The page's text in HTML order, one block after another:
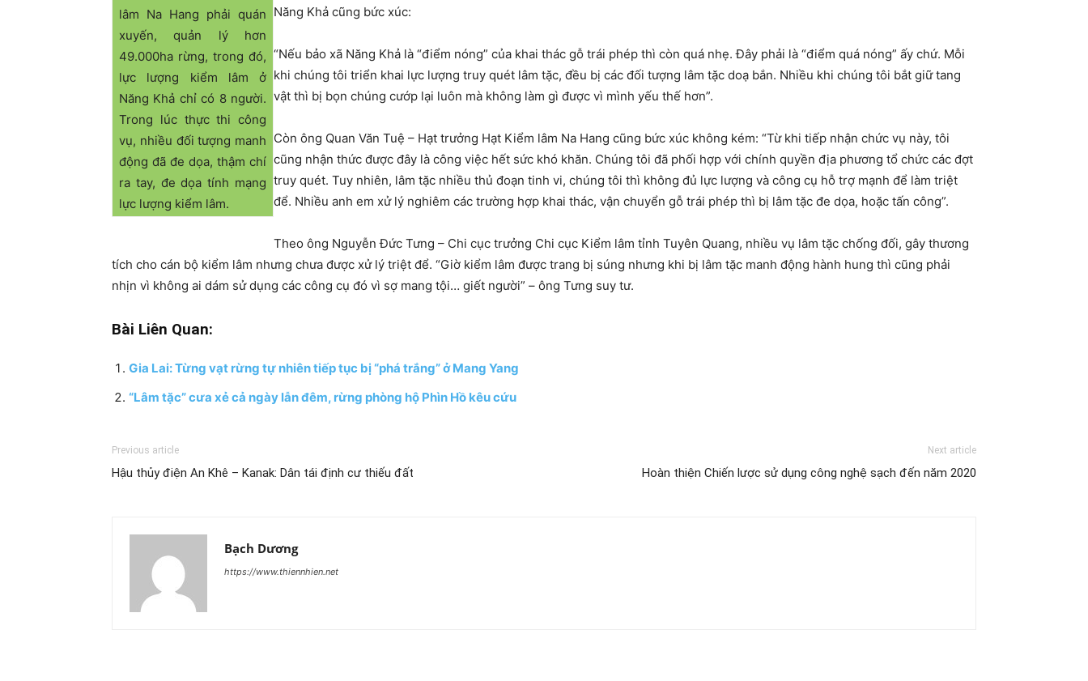
lâm Na Hang phải quán
xuyến, quản lý hơn
49.000ha rừng, trong đó,
lực lượng kiểm lâm ở
Năng Khả chỉ có 8 người.
Trong lúc thực thi công
vụ, nhiều đối tượng manh
động đã đe dọa, thậm chí
ra tay, đe dọa tính mạng
lực lượng kiểm lâm.
Năng Khả cũng bức xúc:
“Nếu bảo xã Năng Khả là “điểm nóng” của khai thác gỗ trái phép thì còn quá nhẹ. Đây phải là “điểm quá nóng” ấy chứ. Mỗi
khi chúng tôi triển khai lực lượng truy quét lâm tặc, đều bị các đối tượng lâm tặc doạ bắn. Nhiều khi chúng tôi bắt giữ tang
vật thì bị bọn chúng cướp lại luôn mà không làm gì được vì mình yếu thế hơn”.
Còn ông Quan Văn Tuệ – Hạt trưởng Hạt Kiểm lâm Na Hang cũng bức xúc không kém: “Từ khi tiếp nhận chức vụ này, tôi
cũng nhận thức được đây là công việc hết sức khó khăn. Chúng tôi đã phối hợp với chính quyền địa phương tổ chức các đợt
truy quét. Tuy nhiên, lâm tặc nhiều thủ đoạn tinh vi, chúng tôi thì không đủ lực lượng và công cụ hỗ trợ mạnh để làm triệt
để. Nhiều anh em xử lý nghiêm các trường hợp khai thác, vận chuyển gỗ trái phép thì bị lâm tặc đe dọa, hoặc tấn công”.
Theo ông Nguyễn Đức Tưng – Chi cục trưởng Chi cục Kiểm lâm tỉnh Tuyên Quang, nhiều vụ lâm tặc chống đối, gây thương
tích cho cán bộ kiểm lâm nhưng chưa được xử lý triệt để. “Giờ kiểm lâm được trang bị súng nhưng khi bị lâm tặc manh động hành hung thì cũng phải
nhịn vì không ai dám sử dụng các công cụ đó vì sợ mang tội… giết người” – ông Tưng suy tư.
Bài Liên Quan:
Gia Lai: Từng vạt rừng tự nhiên tiếp tục bị “phá trắng” ở Mang Yang
“Lâm tặc” cưa xẻ cả ngày lẫn đêm, rừng phòng hộ Phìn Hồ kêu cứu
Previous article
Hậu thủy điện An Khê – Kanak: Dân tái định cư thiếu đất
Next article
Hoàn thiện Chiến lược sử dụng công nghệ sạch đến năm 2020
Bạch Dương
https://www.thiennhien.net